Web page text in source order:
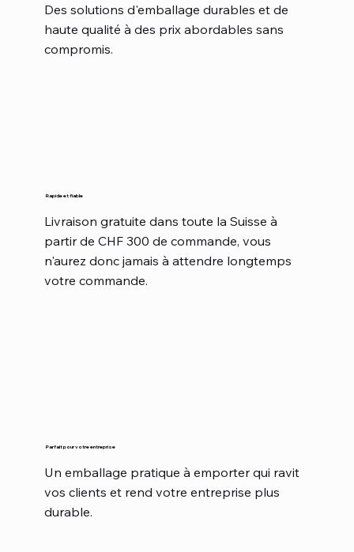
Des solutions d'emballage durables et de
haute qualité à des prix abordables sans
compromis.
Rapide et fiable
Livraison gratuite dans toute la Suisse à
partir de CHF 300 de commande, vous
n'aurez donc jamais à attendre longtemps
votre commande.
Parfait pour votre entreprise
Un emballage pratique à emporter qui ravit
vos clients et rend votre entreprise plus
durable.